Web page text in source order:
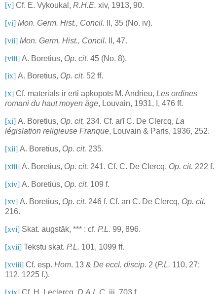
[v] Cf. E. Vykoukal, R.H.E. xiv, 1913, 90.
[vi] Mon. Germ. Hist., Concil. II, 35 (No. iv).
[vii] Mon. Germ. Hist., Concil. II, 47.
[viii] A. Boretius, Op. cit. 45 (No. 8).
[ix] A. Boretius, Op. cit. 52 ff.
[x] Cf. materiāls ir ērti apkopots M. Andrieu, Les ordines
romani du haut moyen âge, Louvain, 1931, I, 476 ff.
[xi] A. Boretius, Op. cit. 234. Cf. arī C. De Clercq, La
législation religieuse Franque, Louvain & Paris, 1936, 252.
[xii] A. Boretius, Op. cit. 235.
[xiii] A. Boretius, Op. cit. 241. Cf. C. De Clercq, Op. cit. 222 f.
[xiv] A. Boretius, Op. cit. 109 f.
[xv] A. Boretius, Op. cit. 246 f. Cf. arī C. De Clercq, Op. cit.
216.
[xvi] Skat. augstāk, *** : cf. P.L. 99, 896.
[xvii] Tekstu skat. P.L. 101, 1099 ff.
[xviii] Cf. esp. Hom. 13 & De eccl. discip. 2 (P.L. 110, 27;
112, 1225 f.).
[xix] Cf. H. Leclercq, D.A.L.C. iii, 703 f.